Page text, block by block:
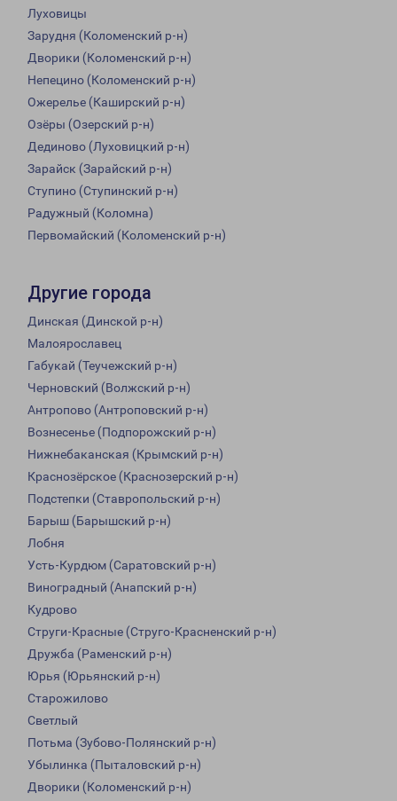
Луховицы
Зарудня (Коломенский р-н)
Дворики (Коломенский р-н)
Непецино (Коломенский р-н)
Ожерелье (Каширский р-н)
Озёры (Озерский р-н)
Дединово (Луховицкий р-н)
Зарайск (Зарайский р-н)
Ступино (Ступинский р-н)
Радужный (Коломна)
Первомайский (Коломенский р-н)
Другие города
Динская (Динской р-н)
Малоярославец
Габукай (Теучежский р-н)
Черновский (Волжский р-н)
Антропово (Антроповский р-н)
Вознесенье (Подпорожский р-н)
Нижнебаканская (Крымский р-н)
Краснозёрское (Краснозерский р-н)
Подстепки (Ставропольский р-н)
Барыш (Барышский р-н)
Лобня
Усть-Курдюм (Саратовский р-н)
Виноградный (Анапский р-н)
Кудрово
Струги-Красные (Струго-Красненский р-н)
Дружба (Раменский р-н)
Юрья (Юрьянский р-н)
Старожилово
Светлый
Потьма (Зубово-Полянский р-н)
Убылинка (Пыталовский р-н)
Дворики (Коломенский р-н)